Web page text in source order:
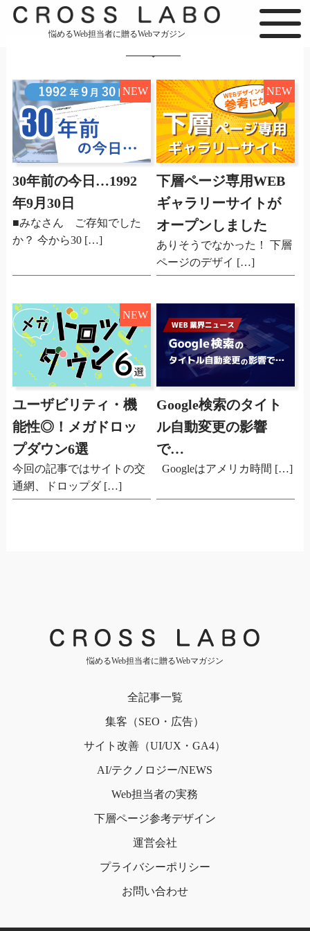
悩めるWeb担当者に贈るWebマガジン
NEW
30年前の今日…1992
年9月30日
■みなさん ご存知でした
か？ 今から30 […]
NEW
下層ページ専用WEB
ギャラリーサイトが
オープンしました
ありそうでなかった！ 下層
ページのデザイ […]
NEW
ユーザビリティ・機
能性◎！メガドロッ
プダウン6選
今回の記事ではサイトの交
通網、ドロップダ […]
Google検索のタイト
ル自動変更の影響
で…
Googleはアメリカ時間 […]
悩めるWeb担当者に贈るWebマガジン
全記事一覧
集客（SEO・広告）
サイト改善（UI/UX・GA4）
AI/テクノロジー/NEWS
Web担当者の実務
下層ページ参考デザイン
運営会社
プライバシーポリシー
お問い合わせ